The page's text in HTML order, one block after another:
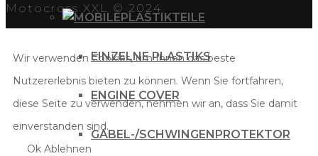
PLASTIKTEILE
EINZELNE PLASTIKS
ENGINE COVER
GABEL-/SCHWINGENPROTEKTOR
Motocross XXL © 2024
Wir verwenden Cookies, um Ihnen das beste
Nutzererlebnis bieten zu können. Wenn Sie fortfahren,
diese Seite zu verwenden, nehmen wir an, dass Sie damit
einverstanden sind.
Ok Ablehnen